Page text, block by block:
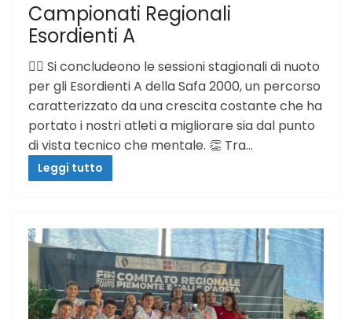
Campionati Regionali
Esordienti A
🏊‍♂️ Si concludeono le sessioni stagionali di nuoto
per gli Esordienti A della Safa 2000, un percorso
caratterizzato da una crescita costante che ha
portato i nostri atleti a migliorare sia dal punto
di vista tecnico che mentale. 👏 Tra…
Leggi tutto